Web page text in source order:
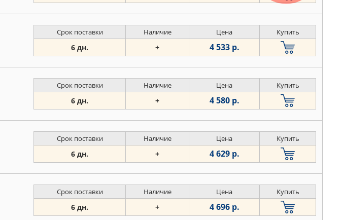
Срок поставки Наличие Цена Купить
6 дн. + 4 533 р.
Срок поставки Наличие Цена Купить
6 дн. + 4 580 р.
Срок поставки Наличие Цена Купить
6 дн. + 4 629 р.
Срок поставки Наличие Цена Купить
6 дн. + 4 696 р.